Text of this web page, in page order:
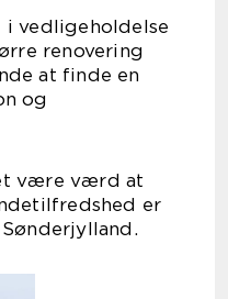
i vedligeholdelse
renovering
at finde en
og
være værd at
er